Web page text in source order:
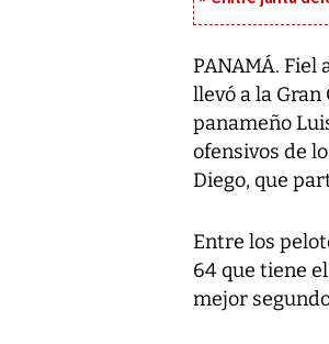
PANAMÁ. Fiel
llevó a la
panameño
ofensivos de
Diego, que
Entre los
64 que tiene
mejor